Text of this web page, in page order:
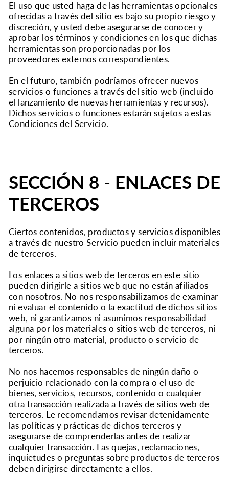
El uso que usted haga de las herramientas opcionales
ofrecidas a través del sitio es bajo su propio riesgo y
discreción, y usted debe asegurarse de conocer y
aprobar los términos y condiciones en los que dichas
herramientas son proporcionadas por los
proveedores externos correspondientes.
En el futuro, también podríamos ofrecer nuevos
servicios o funciones a través del sitio web (incluido
el lanzamiento de nuevas herramientas y recursos).
Dichos servicios o funciones estarán sujetos a estas
Condiciones del Servicio.
SECCIÓN 8 - ENLACES DE
TERCEROS
Ciertos contenidos, productos y servicios disponibles
a través de nuestro Servicio pueden incluir materiales
de terceros.
Los enlaces a sitios web de terceros en este sitio
pueden dirigirle a sitios web que no están afiliados
con nosotros. No nos responsabilizamos de examinar
ni evaluar el contenido o la exactitud de dichos sitios
web, ni garantizamos ni asumimos responsabilidad
alguna por los materiales o sitios web de terceros, ni
por ningún otro material, producto o servicio de
terceros.
No nos hacemos responsables de ningún daño o
perjuicio relacionado con la compra o el uso de
bienes, servicios, recursos, contenido o cualquier
otra transacción realizada a través de sitios web de
terceros. Le recomendamos revisar detenidamente
las políticas y prácticas de dichos terceros y
asegurarse de comprenderlas antes de realizar
cualquier transacción. Las quejas, reclamaciones,
inquietudes o preguntas sobre productos de terceros
deben dirigirse directamente a ellos.